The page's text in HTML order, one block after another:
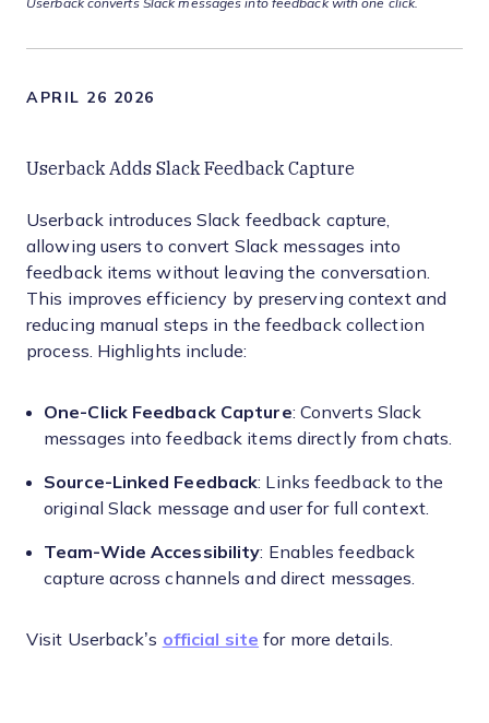
Userback converts Slack messages into feedback with one click.
APRIL 26 2026
Userback Adds Slack Feedback Capture
Userback introduces Slack feedback capture,
allowing users to convert Slack messages into
feedback items without leaving the conversation.
This improves efficiency by preserving context and
reducing manual steps in the feedback collection
process. Highlights include:
One-Click Feedback Capture: Converts Slack
messages into feedback items directly from chats.
Source-Linked Feedback: Links feedback to the
original Slack message and user for full context.
Team-Wide Accessibility: Enables feedback
capture across channels and direct messages.
Visit Userback’s official site for more details.